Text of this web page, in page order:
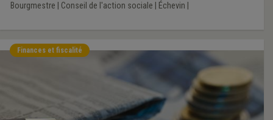
Bourgmestre Conseil de l'action sociale Échevin
Finances et fiscalité